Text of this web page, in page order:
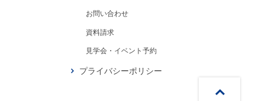
お問い合わせ
資料請求
見学会・イベント予約
プライバシーポリシー